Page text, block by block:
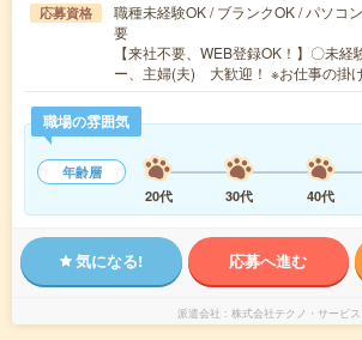
応募資格
職種未経験OK / ブランクOK / パソコ
要
【来社不要、WEB登録OK！】〇未経
ー、主婦(夫) 大歓迎！ ※お仕事の掛
職場の雰囲気
年齢層
20代
30代 40代
気になる! 応募へ進む
派遣会社 株式会社テクノ・サービス